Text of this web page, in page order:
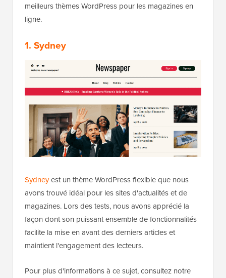
meilleurs thèmes WordPress pour les magazines en
ligne.
1. Sydney
Sydneyest un thème WordPress flexible que nous
avons trouvé idéal pour les sites d'actualités et de
magazines. Lors des tests, nous avons apprécié la
façon dont son puissant ensemble de fonctionnalités
facilite la mise en avant des derniers articles et
maintient l'engagement des lecteurs.
Pour plus d'informations à ce sujet, consultez notre